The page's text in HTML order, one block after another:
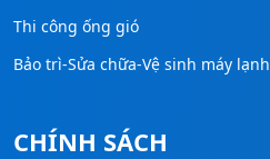
Thi công ống gió
Bảo trì-Sửa chữa-Vệ sinh máy lạnh
CHÍNH SÁCH